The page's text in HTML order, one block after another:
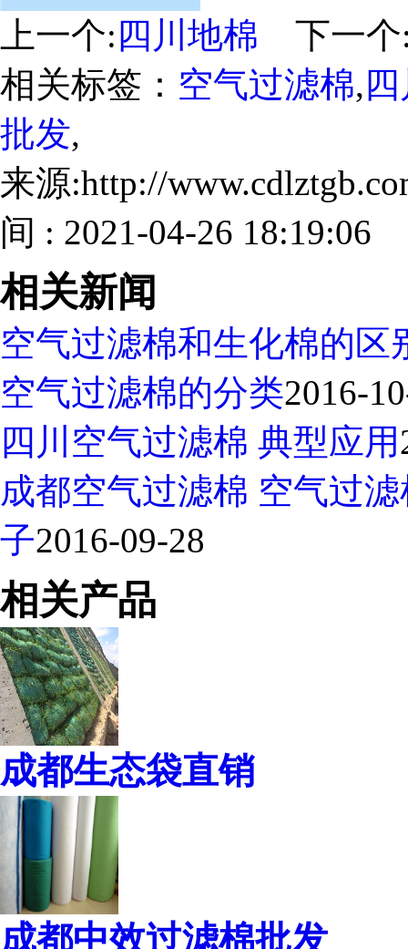
上一个:四川地棉 下一个
相关标签： 空气过滤棉,
批发,
来源:http://
间 : 2021-04-26 18:19:06
相关新闻
空气过滤棉和生化棉的区
空气过滤棉的分类2016-
四川空气过滤棉 典型应用
成都空气过滤棉 空气过
子2016-09-28
相关产品
成都生态袋直销
成都中效过滤棉批发